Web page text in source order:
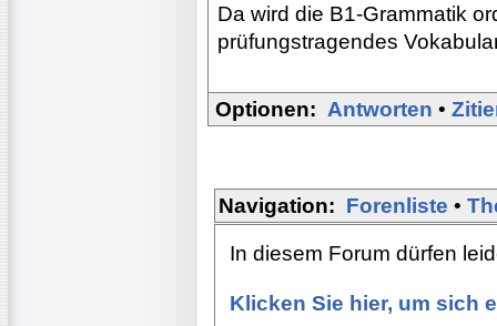
Da wird die B1-Grammatik
prüfungstragendes
Optionen: Antworten •
Navigation: Forenliste •
In diesem Forum dürfen
Klicken Sie hier, um sich